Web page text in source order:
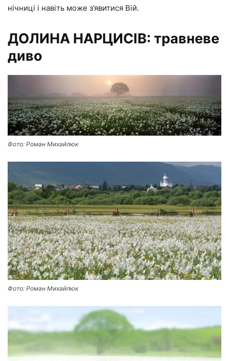
нічниці і навіть може з’явитися Вій.
ДОЛИНА НАРЦИСІВ: травневе
диво
Фото: Роман Михайлюк
Фото: Роман Михайлюк